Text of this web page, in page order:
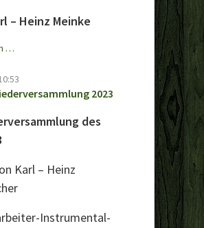
– Heinz Meinke
…Winterfest
2023
des
Karl – Heinz
Instrumental-